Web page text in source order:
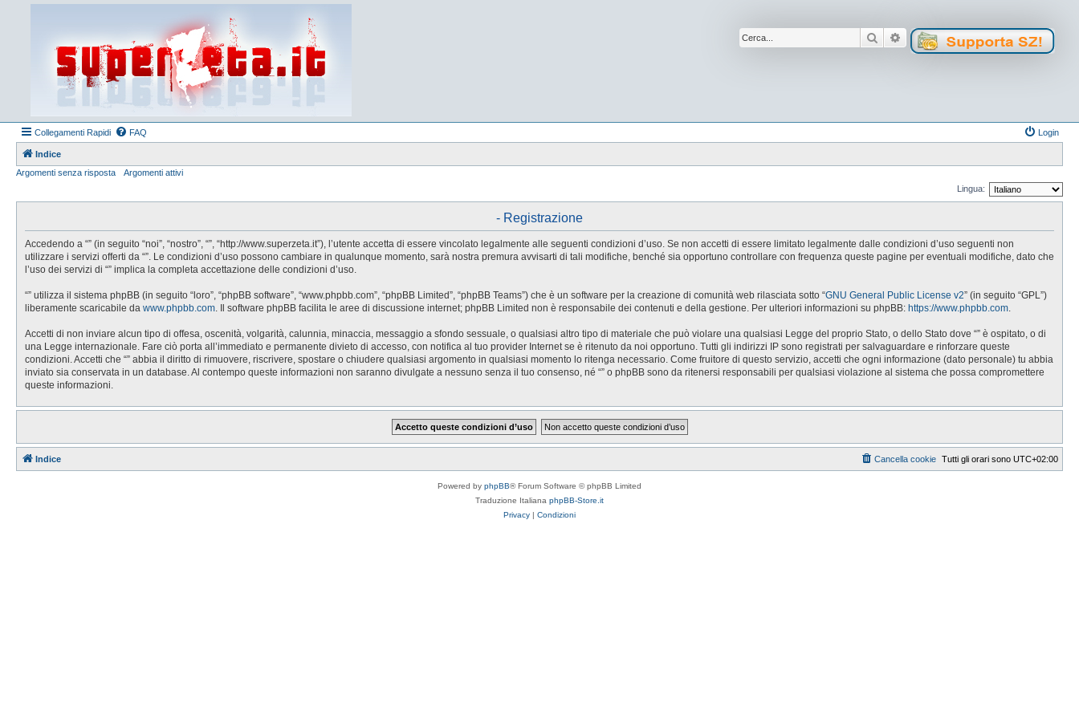
Cerca Ricerca avanzata
Collegamenti Rapidi FAQ Login
Indice
Argomenti senza risposta
Argomenti attivi
Lingua:
- Registrazione
Accedendo a “” (in seguito “noi”, “nostro”, “”, “http://www.superzeta.it”), l’utente accetta di essere vincolato legalmente alle seguenti condizioni d’uso. Se non accetti di essere limitato legalmente dalle condizioni d’uso seguenti non
utilizzare i servizi offerti da “”. Le condizioni d’uso possono cambiare in qualunque momento, sarà nostra premura avvisarti di tali modifiche, benché sia opportuno controllare con frequenza queste pagine per eventuali modifiche, dato che
l’uso dei servizi di “” implica la completa accettazione delle condizioni d’uso.
“” utilizza il sistema phpBB (in seguito “loro”, “phpBB software”, “www.phpbb.com”, “phpBB Limited”, “phpBB Teams”) che è un software per la creazione di comunità web rilasciata sotto “GNU General Public License v2” (in seguito “GPL”)
liberamente scaricabile da www.phpbb.com . Il software phpBB facilita le aree di discussione internet; phpBB Limited non è responsabile dei contenuti e della gestione. Per ulteriori informazioni su phpBB: https://www.phpbb.com
Accetti di non inviare alcun tipo di offesa, oscenità, volgarità, calunnia, minaccia, messaggio a sfondo sessuale, o qualsiasi altro tipo di materiale che può violare una qualsiasi Legge del proprio Stato, o dello Stato dove “” è ospitato, o di
una Legge internazionale. Fare ciò porta all’immediato e permanente divieto di accesso, con notifica al tuo provider Internet se è ritenuto da noi opportuno. Tutti gli indirizzi IP sono registrati per salvaguardare e rinforzare queste
condizioni. Accetti che “” abbia il diritto di rimuovere, riscrivere, spostare o chiudere qualsiasi argomento in qualsiasi momento lo ritenga necessario. Come fruitore di questo servizio, accetti che ogni informazione (dato personale) tu abbia
inviato sia conservata in un database. Al contempo queste informazioni non saranno divulgate a nessuno senza il tuo consenso, né “” o phpBB sono da ritenersi responsabili per qualsiasi violazione al sistema che possa compromettere
queste informazioni.
Indice Tutti gli orari sono UTC+02:00
Cancella cookie
Powered by phpBB® Forum Software © phpBB Limited
Traduzione Italiana phpBB-Store.it
Privacy | Condizioni